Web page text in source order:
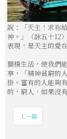
說：「天主！求祢
神。」（詠五十12
表現，是天主的愛
簡樸生活，使我們
享，「精神貧窮的
掛。富有的人能夠
的，窮人，如果沒
上一篇